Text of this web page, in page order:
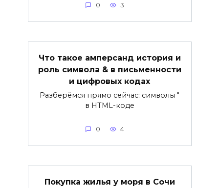
0 3
Что такое амперсанд история и
роль символа & в письменности
и цифровых кодах
Разберёмся прямо сейчас: символы "
в HTML-коде
0 4
Покупка жилья у моря в Сочи